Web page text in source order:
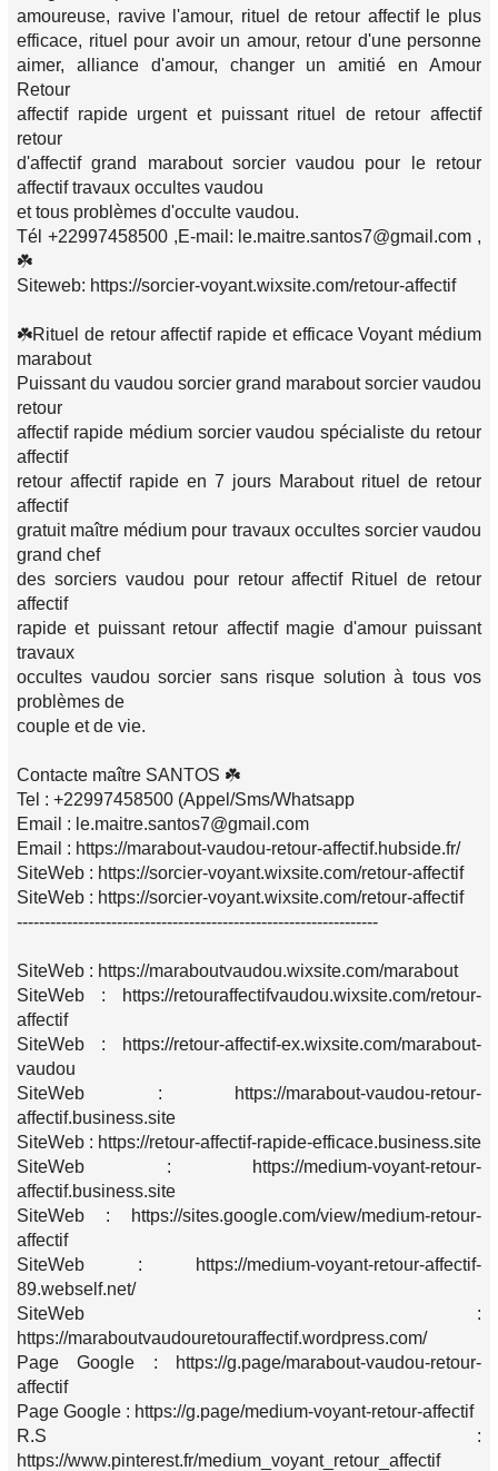
amoureuse, ravive l'amour, rituel de retour affectif le plus
efficace, rituel pour avoir un amour, retour d'une personne
aimer, alliance d'amour, changer un amitié en Amour
Retour
affectif rapide urgent et puissant rituel de retour affectif
retour
d'affectif grand marabout sorcier vaudou pour le retour
affectif travaux occultes vaudou
et tous problèmes d'occulte vaudou.
Tél +22997458500 ,E-mail: le.maitre.santos7@gmail.com ,
☘️
Siteweb: https://sorcier-voyant.wixsite.com/retour-affectif
☘️Rituel de retour affectif rapide et efficace Voyant médium
marabout
Puissant du vaudou sorcier grand marabout sorcier vaudou
retour
affectif rapide médium sorcier vaudou spécialiste du retour
affectif
retour affectif rapide en 7 jours Marabout rituel de retour
affectif
gratuit maître médium pour travaux occultes sorcier vaudou
grand chef
des sorciers vaudou pour retour affectif Rituel de retour
affectif
rapide et puissant retour affectif magie d'amour puissant
travaux
occultes vaudou sorcier sans risque solution à tous vos
problèmes de
couple et de vie.
Contacte maître SANTOS ☘️
Tel : +22997458500 (Appel/Sms/Whatsapp
Email : le.maitre.santos7@gmail.com
Email : https://marabout-vaudou-retour-affectif.hubside.fr/
SiteWeb : https://sorcier-voyant.wixsite.com/retour-affectif
SiteWeb : https://sorcier-voyant.wixsite.com/retour-affectif
-----------------------------------------------------------------
SiteWeb : https://maraboutvaudou.wixsite.com/marabout
SiteWeb : https://retouraffectifvaudou.wixsite.com/retour-
affectif
SiteWeb : https://retour-affectif-ex.wixsite.com/marabout-
vaudou
SiteWeb : https://marabout-vaudou-retour-
affectif.business.site
SiteWeb : https://retour-affectif-rapide-efficace.business.site
SiteWeb : https://medium-voyant-retour-
affectif.business.site
SiteWeb : https://sites.google.com/view/medium-retour-
affectif
SiteWeb : https://medium-voyant-retour-affectif-
89.webself.net/
SiteWeb :
https://maraboutvaudouretouraffectif.wordpress.com/
Page Google : https://g.page/marabout-vaudou-retour-
affectif
Page Google : https://g.page/medium-voyant-retour-affectif
R.S :
https://www.pinterest.fr/medium_voyant_retour_affectif